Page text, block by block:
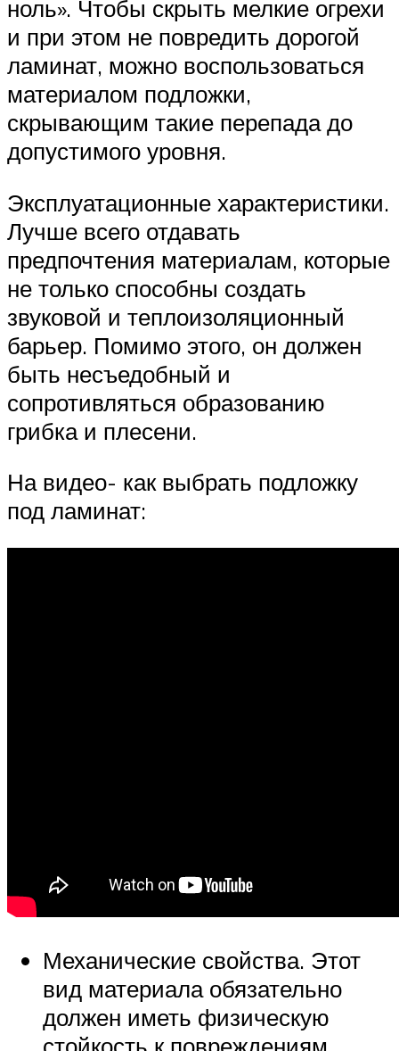
ноль». Чтобы скрыть мелкие огрехи
и при этом не повредить дорогой
ламинат, можно воспользоваться
материалом подложки,
скрывающим такие перепада до
допустимого уровня.
Эксплуатационные характеристики.
Лучше всего отдавать
предпочтения материалам, которые
не только способны создать
звуковой и теплоизоляционный
барьер. Помимо этого, он должен
быть несъедобный и
сопротивляться образованию
грибка и плесени.
На видео- как выбрать подложку
под ламинат:
Механические свойства. Этот
вид материала обязательно
должен иметь физическую